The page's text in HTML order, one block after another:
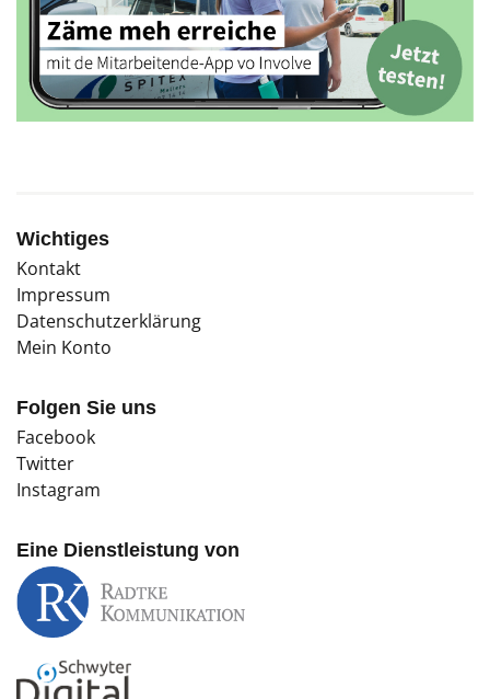
Wichtiges
Kontakt
Impressum
Datenschutzerklärung
Mein Konto
Folgen Sie uns
Facebook
Twitter
Instagram
Eine Dienstleistung von